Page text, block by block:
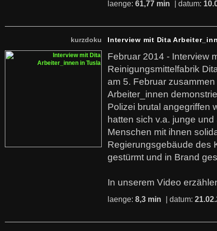
laenge: 61,77 min | datum:
kurzdoku Interview mit Dita
Februar 2014 - Interview
Reinigungsmittelfabrik
am 5. Februar
Arbeiter_innen
Polizei brutal angegriffen
hatten sich v.a. junge
Menschen mit ihnen
Regierungsgebäude des
gestürmt und in Brand
In unserem Video
laenge: 8,3 min | datum: